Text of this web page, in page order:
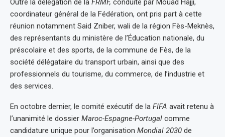
Outre la délégation de la FRMF, conduite par Mouad Hajji,
coordinateur général de la Fédération, ont pris part à cette
réunion notamment Said Zniber, wali de la région Fès-Meknès,
des représentants du ministère de l’Éducation nationale, du
préscolaire et des sports, de la commune de Fès, de la
société délégataire du transport urbain, ainsi que des
professionnels du tourisme, du commerce, de l’industrie et
des services.
En octobre dernier, le comité exécutif de la FIFA avait retenu à
l’unanimité le dossier Maroc-Espagne-Portugal comme
candidature unique pour l’organisation Mondial 2030 de